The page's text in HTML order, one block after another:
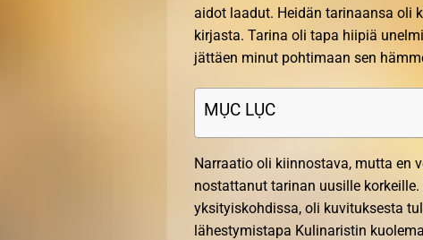
aidot laadut. Heidän tarinaansa oli
kirjasta. Tarina oli tapa hiipiä
jättäen minut pohtimaan sen
MỤC LỤC
Narraatio oli kiinnostava, mutta en
nostattanut tarinan uusille
yksityiskohdissa, oli kuvituksesta
lähestymistapa Kulinaristin